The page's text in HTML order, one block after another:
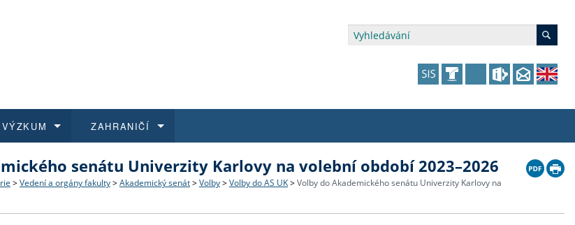
Pro média a veřejnost
Kurzy dalšího vzdělávání
studium Kurzy dalšího vzdělávání
UK Transfer & Impact Office
ZAHRANIČÍ
řízení Přijíždějící zaměstnanci
senátu Univerzity Karlovy na volební období 2023–2026
> Vedení a orgány fakulty > Akademický senát > Volby > Volby do AS UK > Volby do Akademického senátu Univerzity Karlovy na